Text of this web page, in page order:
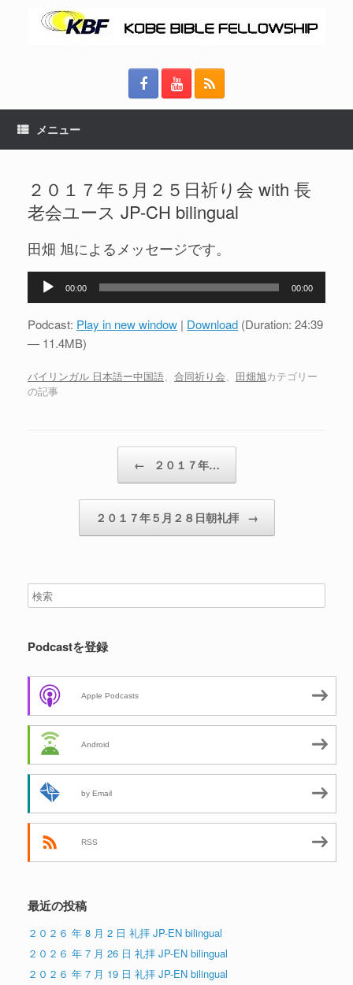
メニュー
２０１７年５月２５日祈り会 with 長
老会ユース JP-CH bilingual
田畑 旭によるメッセージです。
プ
ヤ
ー
00:00 00:00
Podcast: Play in new window | Download (Duration: 24:39
— 11.4MB)
バイリンガル 日本語ー中国語、 合同祈り会、 田畑旭カテゴリー
の記事
← ２０１７年…
２０１７年５月２８日朝礼拝 →
Podcastを登録
Apple Podcasts
Android
by Email
RSS
最近の投稿
２０２６ 年 8 月 2 日 礼拝 JP-EN bilingual
２０２６ 年 7 月 26 日 礼拝 JP-EN bilingual
２０２６ 年 7 月 19 日 礼拝 JP-EN bilingual